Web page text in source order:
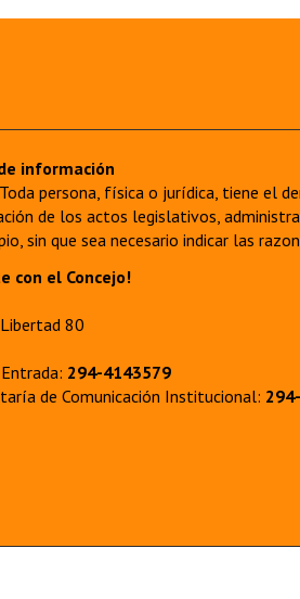
información
persona, física o jurídica, tiene el
de los actos legislativos,
sin que sea necesario indicar las
con el Concejo!
80
294-4143579
de Comunicación Institucional: